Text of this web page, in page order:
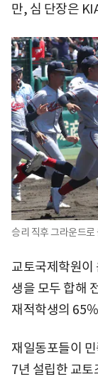
만, 심 단장은
승리 직후 그라운드
교토국제학원이
생을 모두 합해
재적학생의 65
재일동포들이
7년 설립한 교